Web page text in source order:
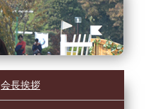
会長挨拶